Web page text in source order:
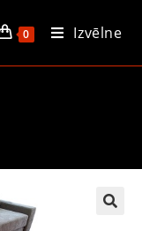
0 Izvēlne